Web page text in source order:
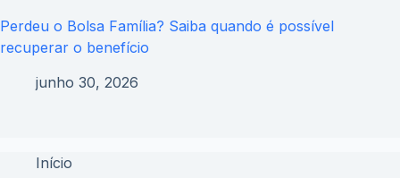
Perdeu o Bolsa Família? Saiba quando é possível
recuperar o benefício
junho 30, 2026
Início